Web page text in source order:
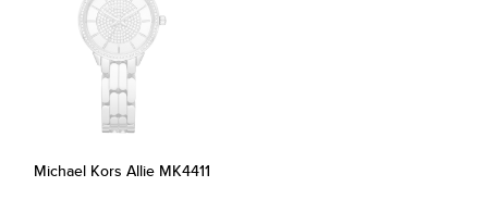
Michael Kors Allie MK4411